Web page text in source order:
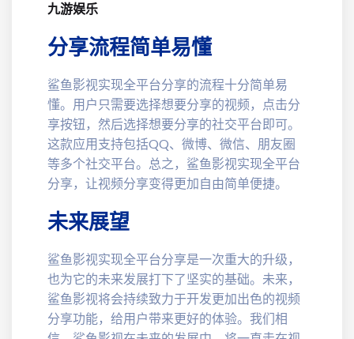
九游娱乐
分享流程简单易懂
鲨鱼影视实现全平台分享的流程十分简单易
懂。用户只需要选择想要分享的视频，点击分
享按钮，然后选择想要分享的社交平台即可。
这款应用支持包括QQ、微博、微信、朋友圈
等多个社交平台。总之，鲨鱼影视实现全平台
分享，让视频分享变得更加自由简单便捷。
未来展望
鲨鱼影视实现全平台分享是一次重大的升级，
也为它的未来发展打下了坚实的基础。未来，
鲨鱼影视将会持续致力于开发更加出色的视频
分享功能，给用户带来更好的体验。我们相